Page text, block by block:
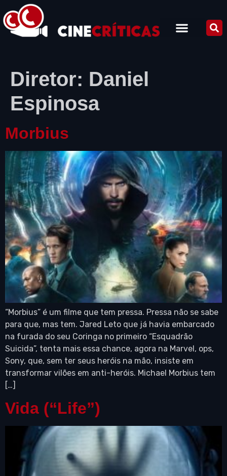
Diretor: Daniel
Espinosa
Morbius
“Morbius” é um filme que tem pressa. Pressa não se sabe
para que, mas tem. Jared Leto que já havia embarcado
na furada do seu Coringa no primeiro “Esquadrão
Suicida”, tenta mais essa chance, agora na Marvel, ops,
Sony, que, sem ter seus heróis na mão, insiste em
transformar vilões em anti-heróis. Michael Morbius tem
[…]
Vida (“Life”)